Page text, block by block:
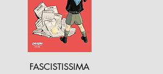
FASCISTISSIMA